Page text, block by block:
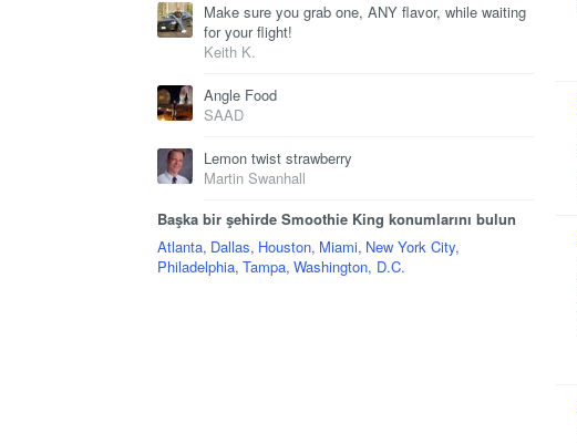
Make sure you grab one, ANY flavor, while waiting
for your flight!
Keith K.
Angle Food
SAAD
Lemon twist strawberry
Martin Swanhall
Başka bir şehirde Smoothie King konumlarını bulun
Atlanta, Dallas, Houston, Miami, New York City,
Philadelphia, Tampa, Washington, D.C.